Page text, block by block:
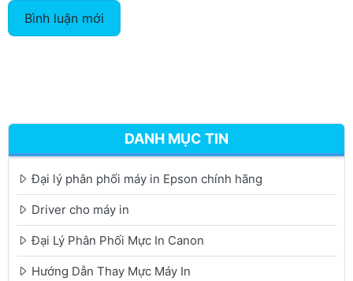
Bình luận mới
DANH MỤC TIN
Đại lý phân phối máy in Epson chính hãng
Driver cho máy in
Đại Lý Phân Phối Mực In Canon
Hướng Dẫn Thay Mực Máy In